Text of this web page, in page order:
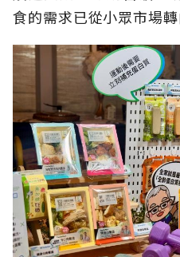
食的需求已從小眾市場轉